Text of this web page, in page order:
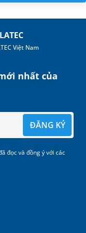
Việt Nam
nhất của
ĐĂNG KÝ
đọc và đồng ý với các